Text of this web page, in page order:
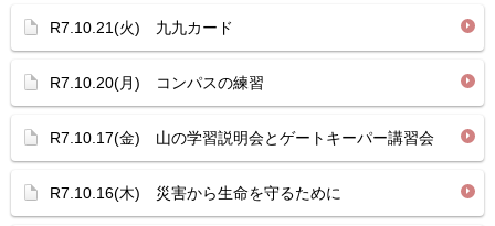
R7.10.21(火) 九九カード
R7.10.20(月) コンパスの練習
R7.10.17(金) 山の学習説明会とゲートキーパー講習会
R7.10.16(木) 災害から生命を守るために